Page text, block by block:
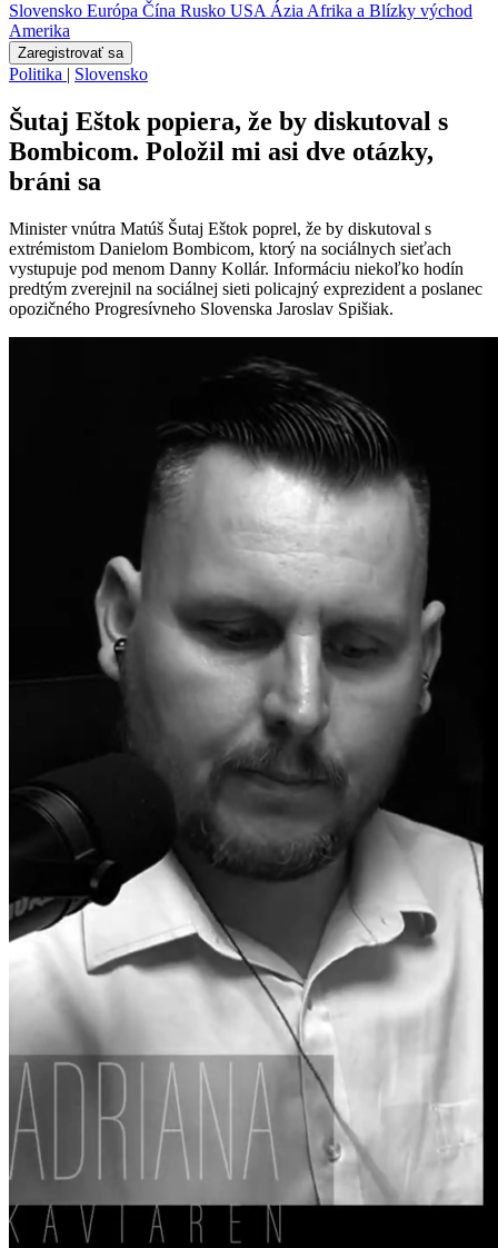
Slovensko Európa Čína Rusko USA ÁziaAfrika a Blízky východ
Amerika
Zaregistrovať sa
Politika | Slovensko
Šutaj Eštok popiera, že by diskutoval s
Bombicom. Položil mi asi dve otázky,
bráni sa
Minister vnútra Matúš Šutaj Eštok poprel, že by diskutoval s
extrémistom Danielom Bombicom, ktorý na sociálnych sieťach
vystupuje pod menom Danny Kollár. Informáciu niekoľko hodín
predtým zverejnil na sociálnej sieti policajný exprezident a poslanec
opozičného Progresívneho Slovenska Jaroslav Spišiak.